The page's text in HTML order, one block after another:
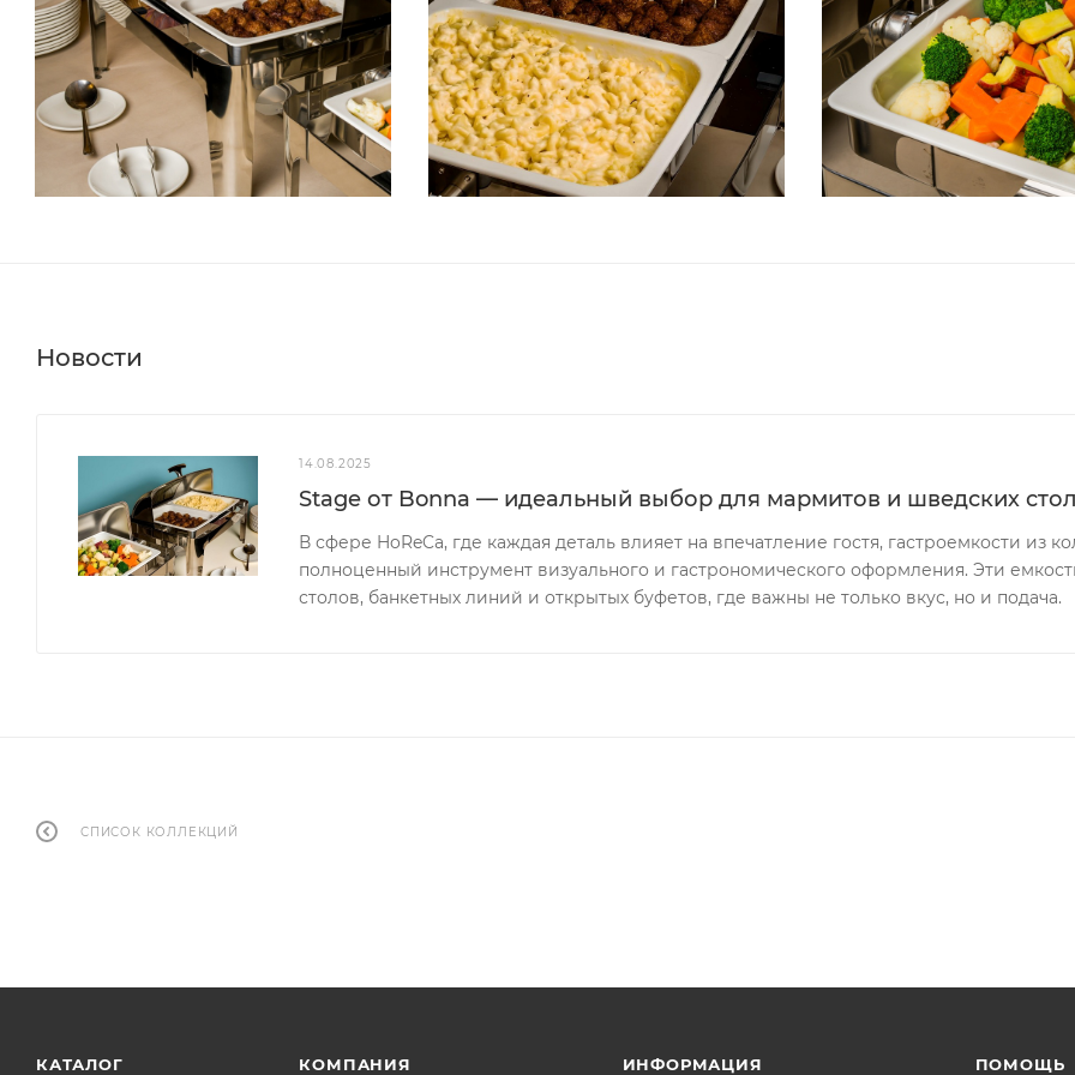
Новости
14.08.2025
Stage от Bonna — идеальный выбор для мармитов и шведских
В сфере HoReCa, где каждая деталь влияет на впечатление гостя, гастроемкости из
полноценный инструмент визуального и гастрономического оформления. Эти
столов, банкетных линий и открытых буфетов, где важны не только вкус, но и подача.
СПИСОК КОЛЛЕКЦИЙ
КАТАЛОГ КОМПАНИЯ ИНФОРМАЦИЯ ПОМОЩЬ